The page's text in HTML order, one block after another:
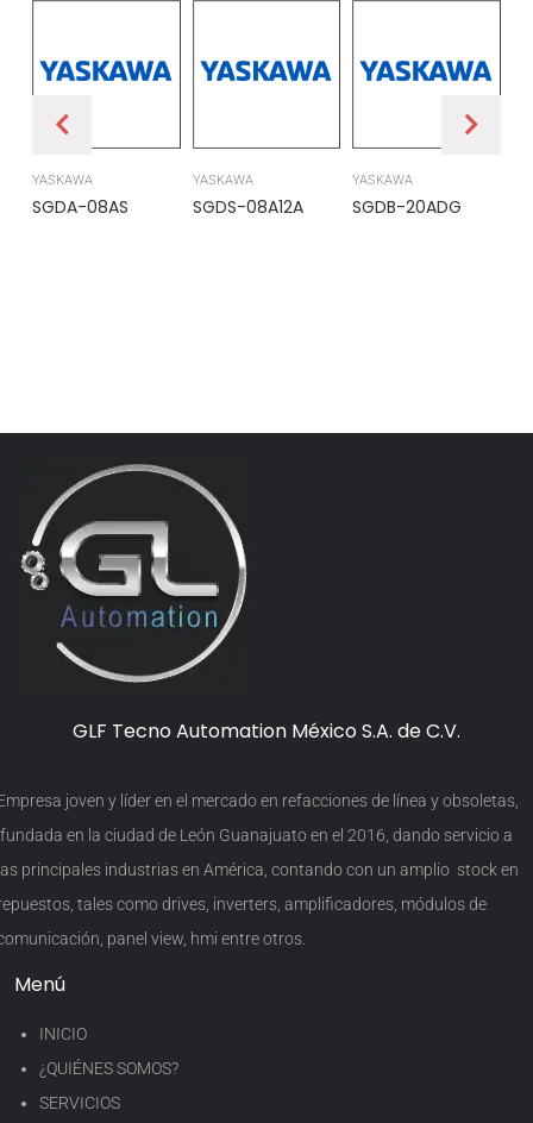
YASKAWA
SGDA-08AS
YASKAWA
SGDS-08A12A
YASKAWA
SGDB-20ADG
GLF Tecno Automation México S.A. de C.V.
joven y líder en el mercado en refacciones de línea y obsoletas,
en la ciudad de León Guanajuato en el 2016, dando servicio a
principales industrias en América, contando con un amplio stock en
tales como drives, inverters, amplificadores, módulos de
panel view, hmi entre otros.
Menú
INICIO
¿QUIÉNES SOMOS?
SERVICIOS